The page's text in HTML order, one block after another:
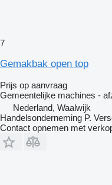
7
Gemakbak open top
Prijs op aanvraag
Gemeentelijke machines -
Nederland, Waalwijk
Handelsonderneming P.
Contact opnemen met